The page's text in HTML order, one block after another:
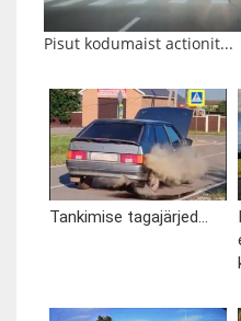
Pisut kodumaist actionit...
Tankimise tagajärjed...